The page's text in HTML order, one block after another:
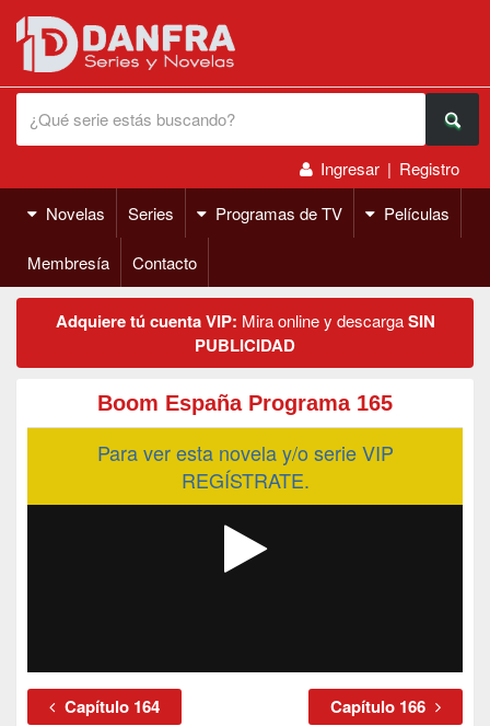
Ingresar | Registro
Novelas
Series Programas de TV Películas
Membresía Contacto
Adquiere tú cuenta VIP: Mira online y descargaSIN
PUBLICIDAD
Boom España Programa 165
Para ver esta novela y/o serie VIP
REGÍSTRATE.
Capítulo 164 Capítulo 166